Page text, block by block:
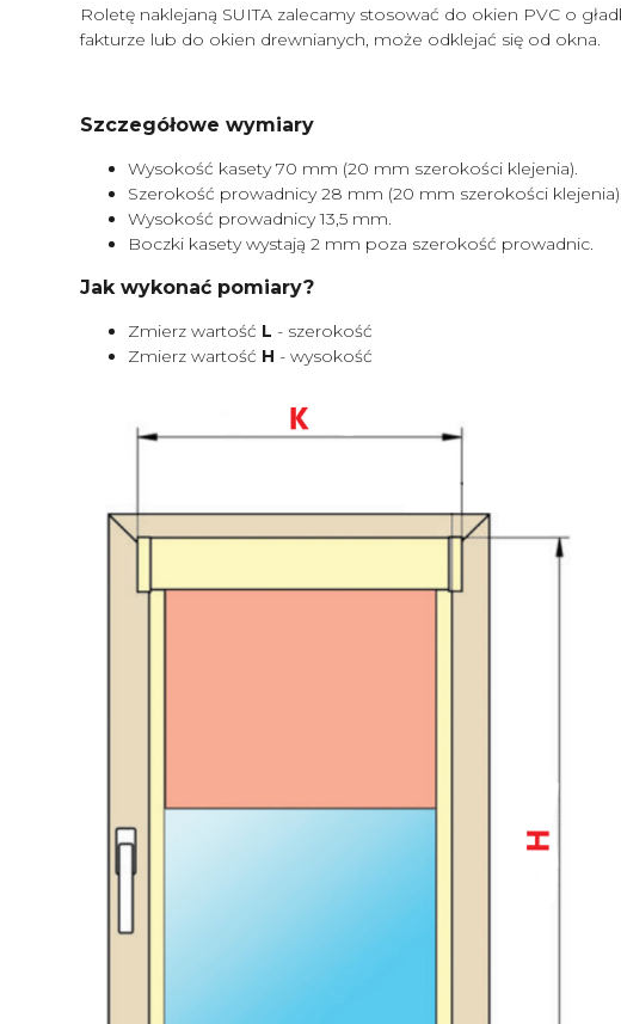
Roletę naklejaną SUITA zalecamy stosować do okien PVC o
fakturze lub do okien drewnianych, może odklejać się od okna.
Szczegółowe wymiary
Wysokość kasety 70 mm (20 mm szerokości klejenia).
Szerokość prowadnicy 28 mm (20 mm szerokości klejenia).
Wysokość prowadnicy 13,5 mm.
Boczki kasety wystają 2 mm poza szerokość prowadnic.
Jak wykonać pomiary?
Zmierz wartość L - szerokość
Zmierz wartość H - wysokość